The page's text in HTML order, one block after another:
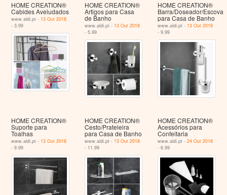
HOME CREATION®
Cabides Aveludados
www.aldi.pt - 13 Out 2018
- 3.99
HOME CREATION®
Artigos para Casa
de Banho
www.aldi.pt - 13 Out 2018
- 5.99
HOME CREATION®
Barra/Doseador/Escova
para Casa de Banho
www.aldi.pt - 13 Out 2018
- 9.99
HOME CREATION®
Suporte para
Toalhas
www.aldi.pt - 13 Out 2018
- 9.99
HOME CREATION®
Cesto/Prateleira
para Casa de Banho
www.aldi.pt - 13 Out 2018
- 11.99
HOME CREATION®
Acessórios para
Confeitaria
www.aldi.pt -24 Out 2018
- 6.99